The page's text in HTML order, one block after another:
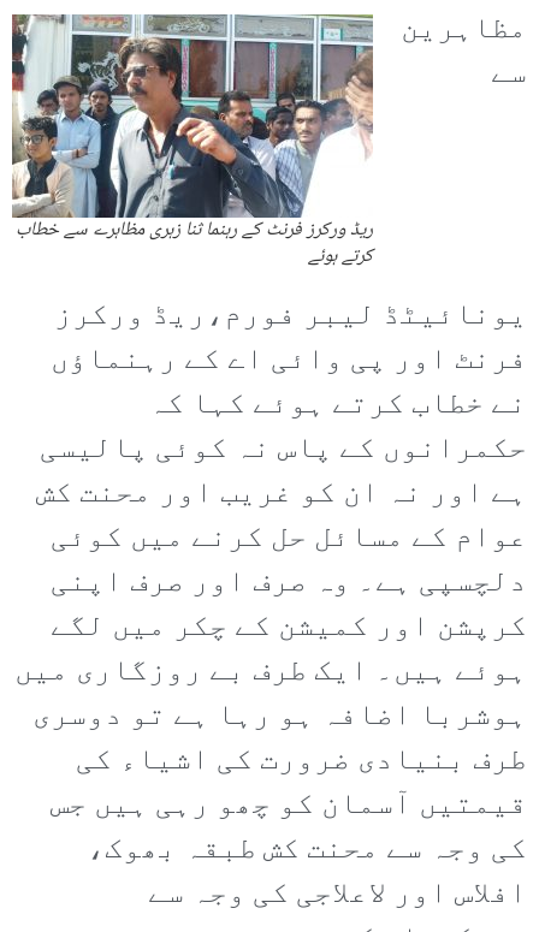
ریڈ ورکرز فرنٹ کے رہنما ثنا زہری مظاہرے سے خطاب
کرتے ہوئے
مظاہرین
سے
یونائیٹڈ لیبر فورم،ریڈ ورکرز
فرنٹ اور پی وائی اے کے رہنماؤں
نے خطاب کرتے ہوئے کہا کہ
حکمرانوں کے پاس نہ کوئی پالیسی
ہے اور نہ ان کو غریب اور محنت کش
عوام کے مسائل حل کرنے میں کوئی
دلچسپی ہے۔ وہ صرف اور صرف اپنی
کرپشن اور کمیشن کے چکر میں لگے
ہوئے ہیں۔ ایک طرف بے روزگاری میں
ہوشربا اضافہ ہو رہا ہے تو دوسری
طرف بنیادی ضرورت کی اشیاء کی
قیمتیں آسمان کو چھو رہی ہیں جس
کی وجہ سے محنت کش طبقہ بھوک،
افلاس اور لاعلاجی کی وجہ سے